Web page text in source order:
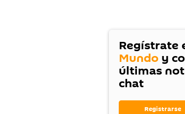
Regístrate
Mundo y
últimas
chat
Registrarse